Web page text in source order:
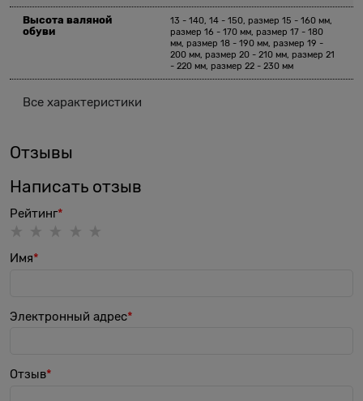
Высота валяной
обуви
13 - 140, 14 - 150, размер 15 - 160 мм,
размер 16 - 170 мм, размер 17 - 180
мм, размер 18 - 190 мм, размер 19 -
200 мм, размер 20 - 210 мм, размер 21
- 220 мм, размер 22 - 230 мм
Все характеристики
Отзывы
Написать отзыв
Рейтинг
Имя
Электронный адрес
Отзыв